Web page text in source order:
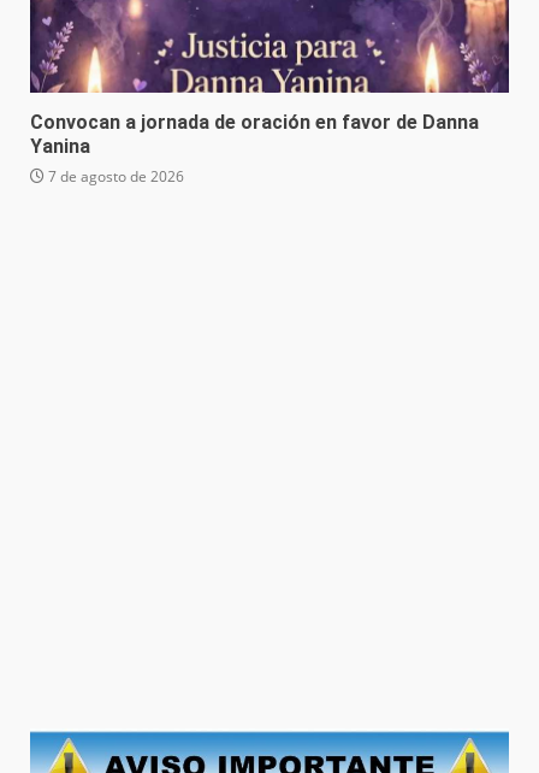
Convocan a jornada de oración en favor de Danna
Yanina
7 de agosto de 2026